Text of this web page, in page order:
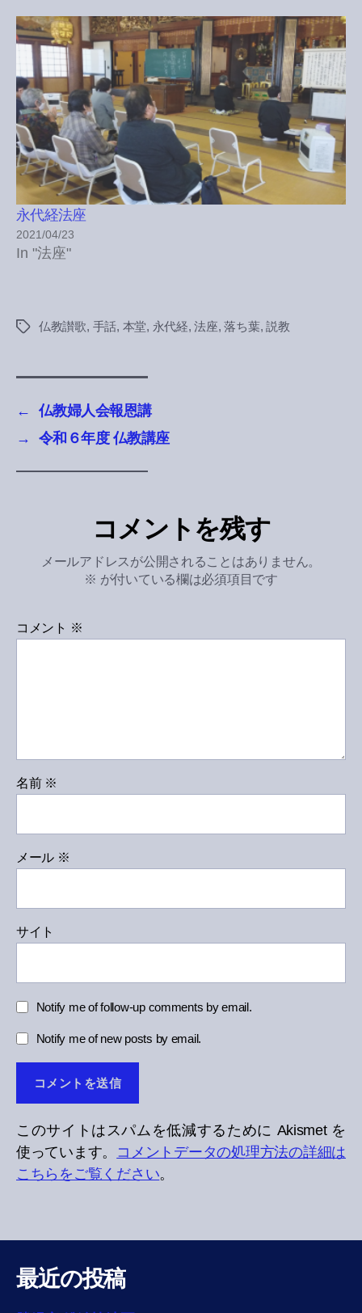
永代経法座
2021/04/23
In "法座"
Tags仏教讃歌, 手話, 本堂, 永代経,法座,落ち葉, 説教
←
仏教婦人会報恩講
→
令和６年度 仏教講座
コメントを残す
メールアドレスが公開されることはありません。
※ が付いている欄は必須項目です
コメント ※
名前 ※
メール ※
サイト
Notify me of follow-up comments by email.
Notify me of new posts by email.
このサイトはスパムを低減するために Akismet を
使っています。 コメントデータの処理方法の詳細は
こちらをご覧ください。
最近の投稿